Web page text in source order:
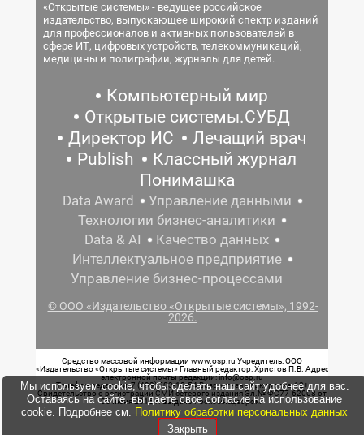
«Открытые системы» - ведущее российское
издательство, выпускающее широкий спектр изданий
для профессионалов и активных пользователей в
сфере ИТ, цифровых устройств, телекоммуникаций,
медицины и полиграфии, журналы для детей.
Компьютерный мир
Открытые системы.СУБД
Директор ИС
Лечащий врач
Publish
Классный журнал
Понимашка
Data Award
Управление данными
Технологии бизнес-аналитики
Data & AI
Качество данных
Интеллектуальное предприятие
Управление бизнес-процессами
© ООО «Издательство «Открытые системы», 1992-
2026.
Средство массовой информации www.osp.ru Учредитель: ООО
«Издательство «Открытые системы» Главный редактор: Христов П.В. Адрес
электронной почты редакции: info@osp.ru
Телефон редакции: 7 (499) 703-18-54 Возрастная маркировка: 12+
Свидетельство о регистрации СМИ сетевого издания Эл.№ ФС77-62008 от
05 июня 2015 г. выдано Роскомнадзором.
Мы используем cookie, чтобы сделать наш сайт удобнее для вас.
Оставаясь на сайте, вы даете свое согласие на использование
cookie. Подробнее см. Политику обработки персональных данных
Закрыть